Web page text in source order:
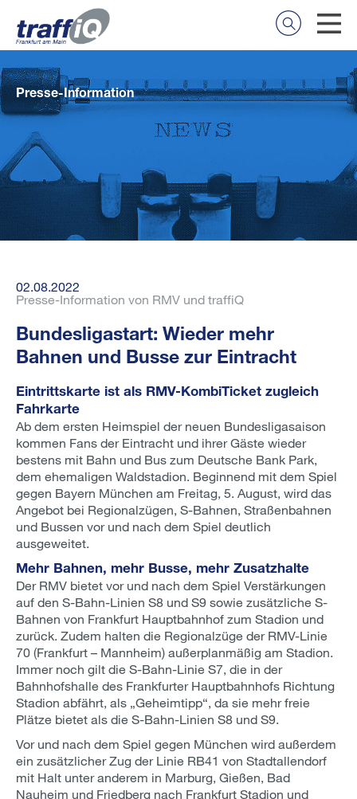
Presse-Information
02.08.2022
Presse-Information von RMV und traffiQ
Bundesligastart: Wieder mehr
Bahnen und Busse zur Eintracht
Eintrittskarte ist als RMV-KombiTicket zugleich
Fahrkarte
Ab dem ersten Heimspiel der neuen Bundesligasaison
kommen Fans der Eintracht und ihrer Gäste wieder
bestens mit Bahn und Bus zum Deutsche Bank Park,
dem ehemaligen Waldstadion. Beginnend mit dem Spiel
gegen Bayern München am Freitag, 5. August, wird das
Angebot bei Regionalzügen, S-Bahnen, Straßenbahnen
und Bussen vor und nach dem Spiel deutlich
ausgeweitet.
Mehr Bahnen, mehr Busse, mehr Zusatzhalte
Der RMV bietet vor und nach dem Spiel Verstärkungen
auf den S-Bahn-Linien S8 und S9 sowie zusätzliche S-
Bahnen von Frankfurt Hauptbahnhof zum Stadion und
zurück. Zudem halten die Regionalzüge der RMV-Linie
70 (Frankfurt – Mannheim) außerplanmäßig am Stadion.
Immer noch gilt die S-Bahn-Linie S7, die in der
Bahnhofshalle des Frankfurter Hauptbahnhofs Richtung
Stadion abfährt, als „Geheimtipp“, da sie mehr freie
Plätze bietet als die S-Bahn-Linien S8 und S9.
Vor und nach dem Spiel gegen München wird außerdem
ein zusätzlicher Zug der Linie RB41 von Stadtallendorf
mit Halt unter anderem in Marburg, Gießen, Bad
Nauheim und Friedberg nach Frankfurt Stadion und